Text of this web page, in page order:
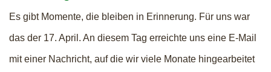
Es gibt Momente, die bleiben in Erinnerung. Für uns war
das der 17. April. An diesem Tag erreichte uns eine E-Mail
mit einer Nachricht, auf die wir viele Monate hingearbeitet